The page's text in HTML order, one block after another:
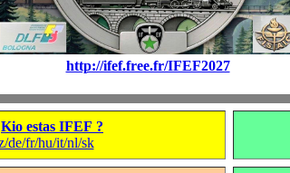
http://ifef.free.fr/IFEF2027
Kio estas IFEF ?